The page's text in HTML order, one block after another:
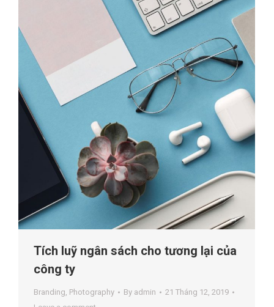
Tích luỹ ngân sách cho tương lại của
công ty
Branding, Photography By admin
21 Tháng 12, 2019